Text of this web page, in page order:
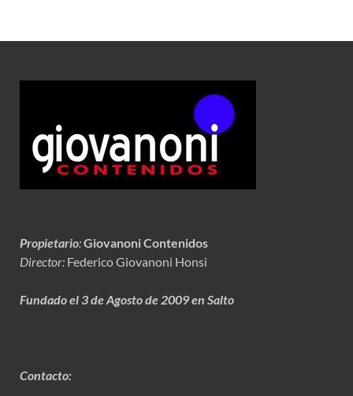
Propietario:Giovanoni Contenidos
Director: Federico Giovanoni Honsi
Fundado el 3 de Agosto de 2009 en Salto
Contacto: